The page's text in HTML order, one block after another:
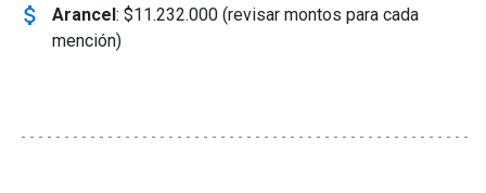
attach_money Arancel: $11.232.000 (revisar montos para cada
mención)